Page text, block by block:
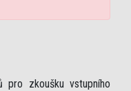
zkoušku vstupního